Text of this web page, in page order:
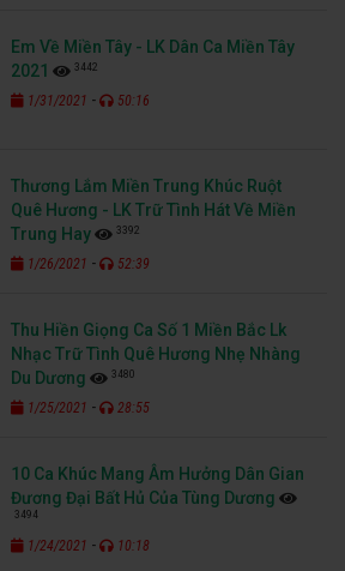
Em Về Miền Tây - LK Dân Ca Miền Tây
2021
3442
1/31/2021 - 50:16
Thương Lắm Miền Trung Khúc Ruột
Quê Hương - LK Trữ Tình Hát Về Miền
Trung Hay
3392
1/26/2021 - 52:39
Thu Hiền Giọng Ca Số 1 Miền Bắc Lk
Nhạc Trữ Tình Quê Hương Nhẹ Nhàng
Du Dương
3480
1/25/2021 - 28:55
10 Ca Khúc Mang Âm Hưởng Dân Gian
Đương Đại Bất Hủ Của Tùng Dương
3494
1/24/2021 - 10:18